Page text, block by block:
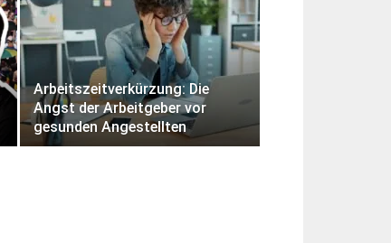
Arbeitszeitverkürzung: Die
Angst der Arbeitgeber vor
gesunden Angestellten